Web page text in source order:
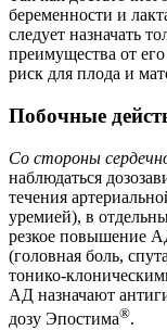
беременности и
следует назначать
преимущества от
риск для плода и
Побочные
Со стороны
наблюдаться
течения
уремией), в
резкое повышение
(головная боль,
тонико-
АД назначают
дозу Эпостима®.